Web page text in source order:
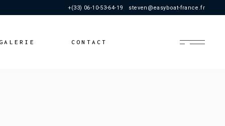
+(33) 06-10-53-64-19 steven@easyboat-france.fr
CONTACT